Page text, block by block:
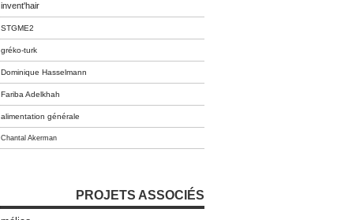
invent'hair
STGME2
gréko-turk
Dominique Hasselmann
Fariba Adelkhah
alimentation générale
Chantal Akerman
PROJETS ASSOCIÉS